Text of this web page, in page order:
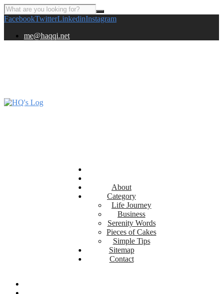
FacebookTwitterLinkedinInstagram
me@haqqi.net
About
Category
Life Journey
Business
Serenity Words
Pieces of Cakes
Simple Tips
Sitemap
Contact